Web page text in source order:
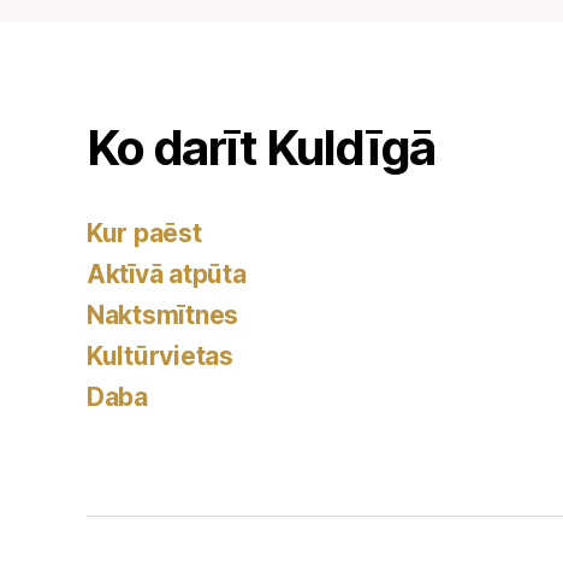
Ko darīt Kuldīgā
Kur paēst
Aktīvā atpūta
Naktsmītnes
Kultūrvietas
Daba